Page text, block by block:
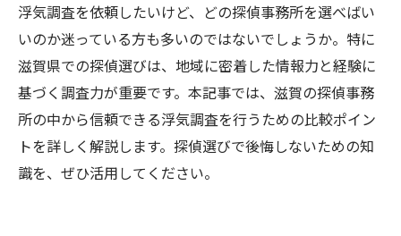
浮気調査を依頼したいけど、どの探偵事務所を選べばい
いのか迷っている方も多いのではないでしょうか。特に
滋賀県での探偵選びは、地域に密着した情報力と経験に
基づく調査力が重要です。本記事では、滋賀の探偵事務
所の中から信頼できる浮気調査を行うための比較ポイン
トを詳しく解説します。探偵選びで後悔しないための知
識を、ぜひ活用してください。